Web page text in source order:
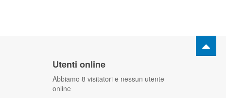
Utenti online
Abbiamo 8 visitatori e nessun utente
online